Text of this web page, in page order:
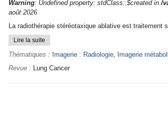
Warning: Undefined property: stdClass::$created in /
août 2026
La radiothérapie stéréotaxique ablative est traitement
Lire la suite
Thématiques : Imagerie : Radiologie, Imagerie
Revue : Lung Cancer